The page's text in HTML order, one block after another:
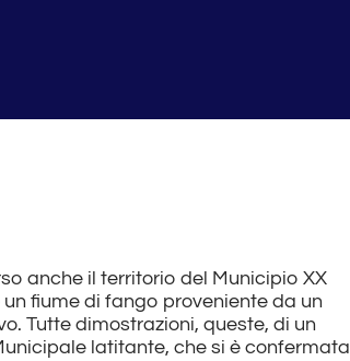
anche il territorio del Municipio XX
fiume di fango proveniente da un
Tutte dimostrazioni, queste, di un
latitante, che si è confermata